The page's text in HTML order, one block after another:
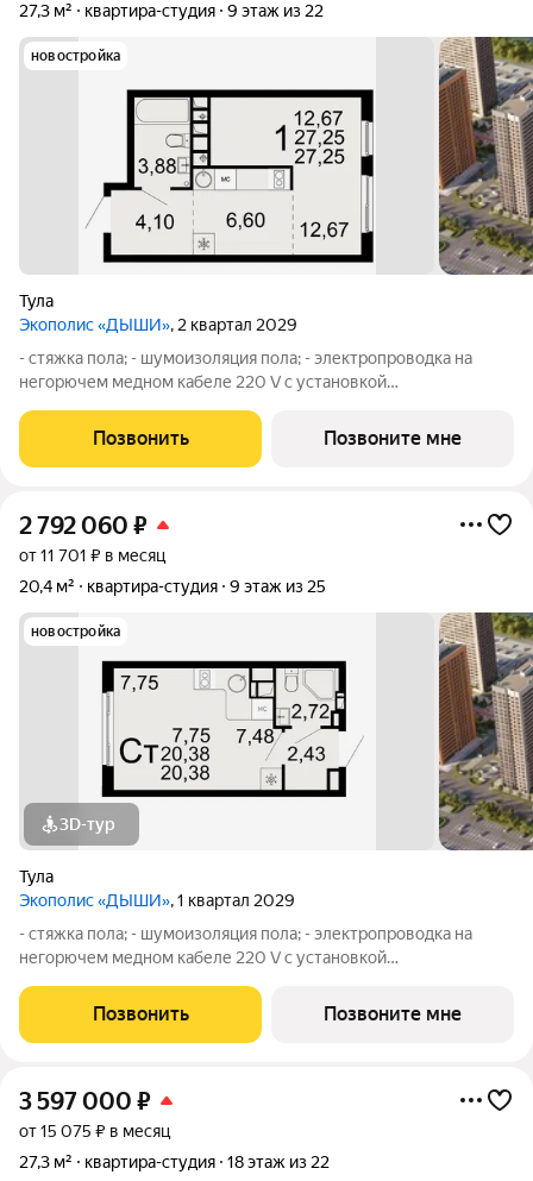
27,3 м²
квартира-студия 9 этаж из 22
новостройка
Тула
Экополис «ДЫШИ», 2 квартал 2029
- стяжка пола; - шумоизоляция пола; - электропроводка на
негорючем медном кабеле 220 V с установкой
лестничной площадке и распределительного щита в квартире,
с разводкой по квартире согласно
Позвонить Позвоните мне
2 792 060 ₽
от 11 701 ₽ в месяц
20,4 м²
квартира-студия 9 этаж из 25
новостройка
3D-тур
Тула
Экополис «ДЫШИ», 1 квартал 2029
- стяжка пола; - шумоизоляция пола; - электропроводка на
негорючем медном кабеле 220 V с установкой
лестничной площадке и распределительного щита в квартире,
с разводкой по квартире с установкой
Позвонить Позвоните мне
3 597 000 ₽
от 15 075 ₽ в месяц
27,3 м²
квартира-студия 18 этаж из 22